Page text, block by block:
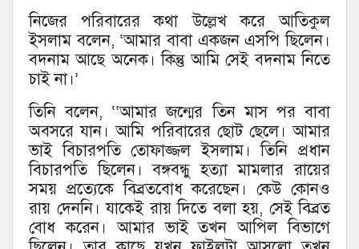
নিজের পরিবারের কথা উল্লেখ করে আতিকুল
ইসলাম বলেন, ‘আমার বাবা একজন এসপি ছিলেন।
বদনাম আছে অনেক। কিন্তু আমি সেই বদনাম নিতে
চাই না।’
তিনি বলেন, ‘‘আমার জন্মের তিন মাস পর বাবা
অবসরে যান। আমি পরিবারের ছোট ছেলে। আমার
ভাই বিচারপতি তোফাজ্জল ইসলাম। তিনি প্রধান
বিচারপতি ছিলেন। বঙ্গবন্ধু হত্যা মামলার রায়ের
সময় প্রত্যেকে বিব্রতবোধ করেছেন। কেউ কোনও
রায় দেননি। যাকেই রায় দিতে বলা হয়, সেই বিব্রত
বোধ করেন। আমার ভাই তখন আপিল বিভাগে